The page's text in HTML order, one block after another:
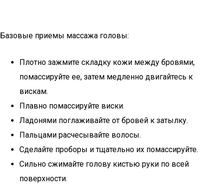
Базовые приемы массажа головы:
Плотно зажмите складку кожи между бровями,
помассируйте ее, затем медленно двигайтесь к
вискам.
Плавно помассируйте виски.
Ладонями поглаживайте от бровей к затылку.
Пальцами расчесывайте волосы.
Сделайте проборы и тщательно их помассируйте.
Сильно сжимайте голову кистью руки по всей
поверхности.